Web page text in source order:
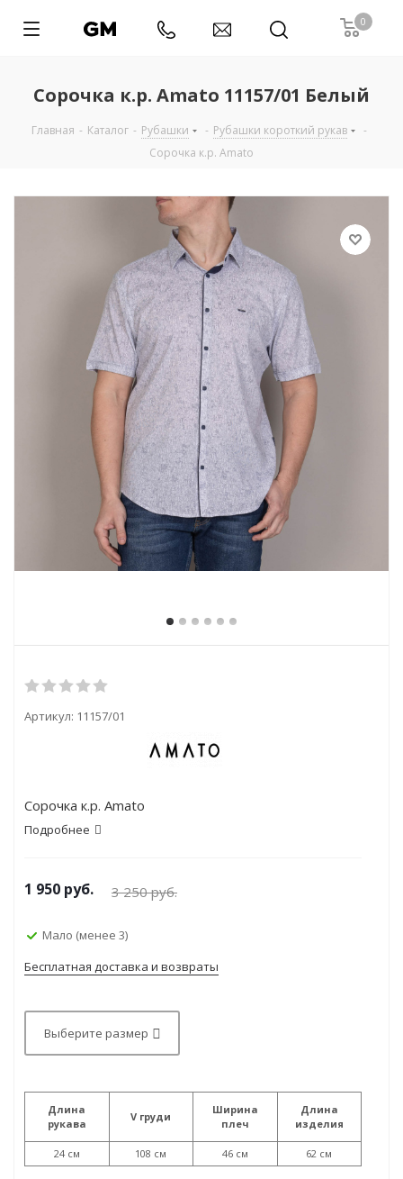
0
Сорочка к.р. Amato 11157/01 Белый
Главная - Каталог - Рубашки - Рубашки короткий рукав
-
Сорочка к.р. Amato
Артикул: 11157/01
Сорочка к.р. Amato
Подробнее
3 250руб.
1 950 руб.
Мало (менее 3)
Бесплатная доставка и возвраты
Выберите размер
Длина
рукава
24 см
V груди
108 см
Ширина
плеч
46 см
Длина
изделия
62 см